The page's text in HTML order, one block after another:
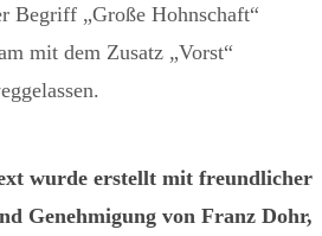
Begriff „Große Hohnschaft“
mit dem Zusatz „Vorst“
wurde erstellt mit freundlicher
Genehmigung von Franz Dohr,